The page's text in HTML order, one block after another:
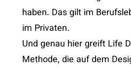
haben. Das gilt im
im Privaten.
Und genau hier greift Life
Methode, die auf dem